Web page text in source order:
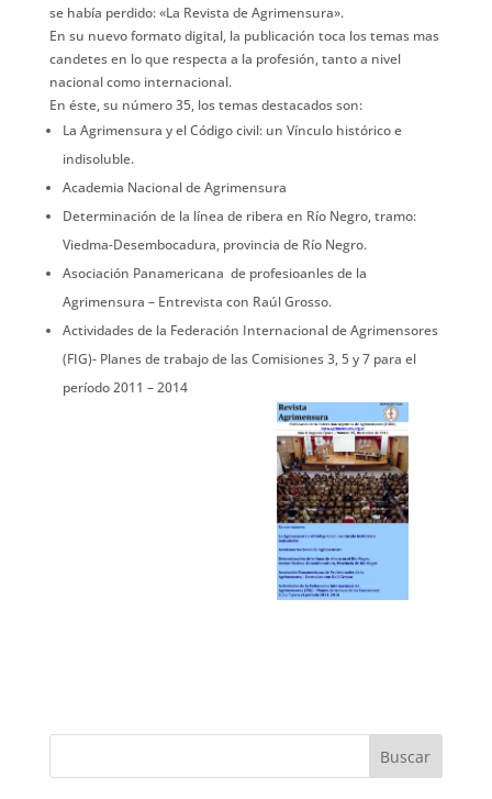
se había perdido: «La Revista de Agrimensura».
En su nuevo formato digital, la publicación toca los temas mas
candetes en lo que respecta a la profesión, tanto a nivel
nacional como internacional.
En éste, su número 35, los temas destacados son:
La Agrimensura y el Código civil: un Vínculo histórico e
indisoluble.
Academia Nacional de Agrimensura
Determinación de la línea de ribera en Río Negro, tramo:
Viedma-Desembocadura, provincia de Río Negro.
Asociación Panamericana de profesioanles de la
Agrimensura – Entrevista con Raúl Grosso.
Actividades de la Federación Internacional de Agrimensores
(FIG)- Planes de trabajo de las Comisiones 3, 5 y 7 para el
período 2011 – 2014